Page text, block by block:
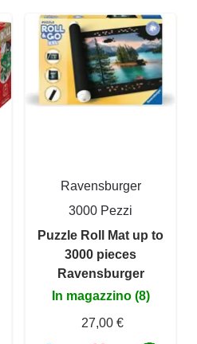
Ravensburger
3000 Pezzi
Puzzle Roll Mat up to
3000 pieces
Ravensburger
In magazzino (8)
27,00 €